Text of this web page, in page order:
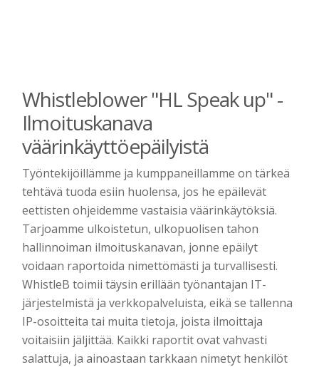
Whistleblower "HL Speak up" -
Ilmoituskanava
väärinkäyttöepäilyistä
Työntekijöillämme ja kumppaneillamme on tärkeä
tehtävä tuoda esiin huolensa, jos he epäilevät
eettisten ohjeidemme vastaisia väärinkäytöksiä.
Tarjoamme ulkoistetun, ulkopuolisen tahon
hallinnoiman ilmoituskanavan, jonne epäilyt
voidaan raportoida nimettömästi ja turvallisesti.
WhistleB toimii täysin erillään työnantajan IT-
järjestelmistä ja verkkopalveluista, eikä se tallenna
IP-osoitteita tai muita tietoja, joista ilmoittaja
voitaisiin jäljittää. Kaikki raportit ovat vahvasti
salattuja, ja ainoastaan tarkkaan nimetyt henkilöt